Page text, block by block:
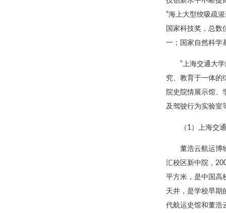
“海上大型绞吸疏
国家科技奖，总数
一；国家自然科学
“上海交通大
究、教育于一体的
院史院情展示馆、
及驾驶行为实验室
（1）上海交
董浩云航运博
汇校区新中院，
平方米，是中国高
天井，是学校早期
代航运史馆和董浩